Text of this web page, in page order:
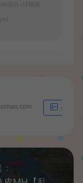
后台+详细搭
生成海